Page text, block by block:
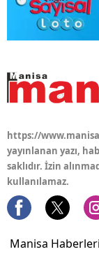
https://
yayınlanan yazı,
saklıdır. İzin
kullanılamaz.
Manisa Haberleri